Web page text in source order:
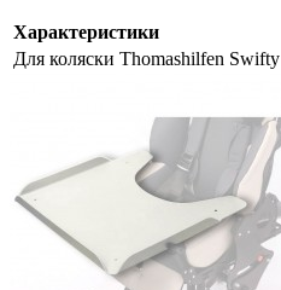
Характеристики
Для коляски Thomashilfen Swifty